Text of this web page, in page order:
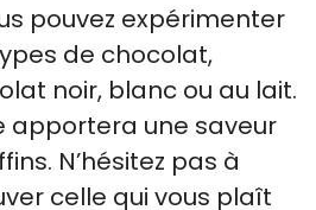
pouvez expérimenter
de chocolat,
noir, blanc ou au lait.
apportera une saveur
N’hésitez pas à
celle qui vous plaît